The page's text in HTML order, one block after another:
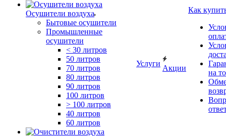
Осушители воздуха
Бытовые осушители
Промышленные
осушители
< 30 литров
50 литров
70 литров
80 литров
90 литров
100 литров
> 100 литров
40 литров
60 литров
Услуги
Акции
Как
на